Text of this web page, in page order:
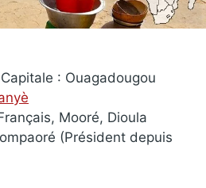
Capitale : Ouagadougou
Mooré, Dioula
(Président depuis